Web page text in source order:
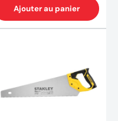
Ajouter au panier